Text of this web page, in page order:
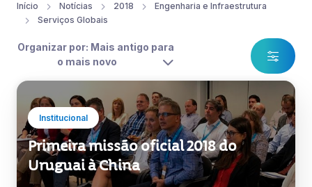
Início Notícias 2018
Engenharia e Infraestrutura
Serviços Globais
Organizar por: Mais antigo para
o mais novo
Institucional
Primeira missão oficial 2018 do
Uruguai à China